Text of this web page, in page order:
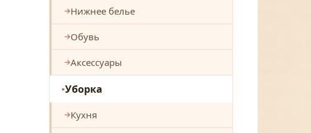
Нижнее белье
Обувь
Аксессуары
Уборка
Кухня